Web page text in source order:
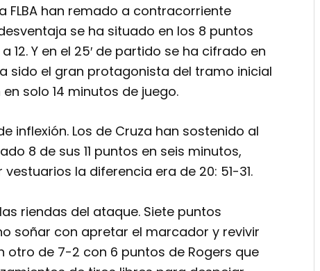
FLBA han remado a contracorriente
se ha situado en los 8 puntos
12. Y en el 25′ de partido se ha cifrado en
sido el gran protagonista del tramo inicial
solo 14 minutos de juego.
inflexión. Los de Cruza han sostenido al
8 de sus 11 puntos en seis minutos,
la diferencia era de 20: 51-31.
riendas del ataque. Siete puntos
soñar con apretar el marcador y revivir
otro de 7-2 con 6 puntos de Rogers que